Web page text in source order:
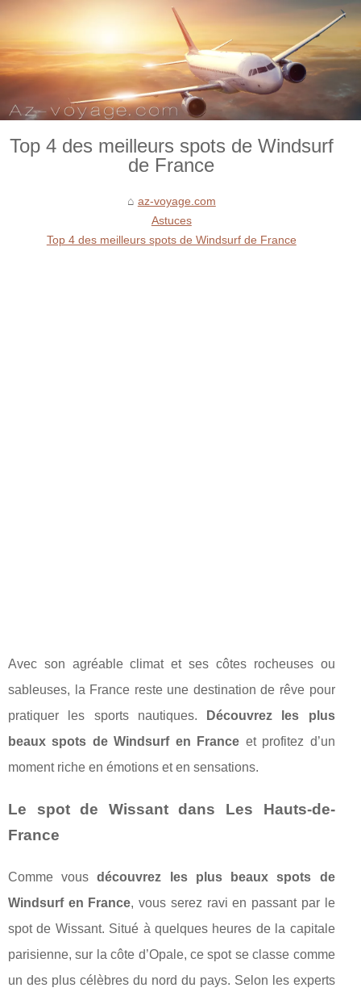
Top 4 des meilleurs spots de Windsurf
de France
az-voyage.com
Astuces
Top 4 des meilleurs spots de Windsurf de France
Avec son agréable climat et ses côtes rocheuses ou
sableuses, la France reste une destination de rêve pour
pratiquer les sports nautiques.
Découvrez les plus
beaux spots de Windsurf en France et profitez d’un
moment riche en émotions et en sensations.
Le spot de Wissant dans Les Hauts-de-
France
Comme vousdécouvrez les plus beaux spots de
Windsurf en France, vous serez ravi en passant par le
spot de Wissant. Situé à quelques heures de la capitale
parisienne, sur la côte d’Opale, ce spot se classe comme
un des plus célèbres du nord du pays. Selon les experts